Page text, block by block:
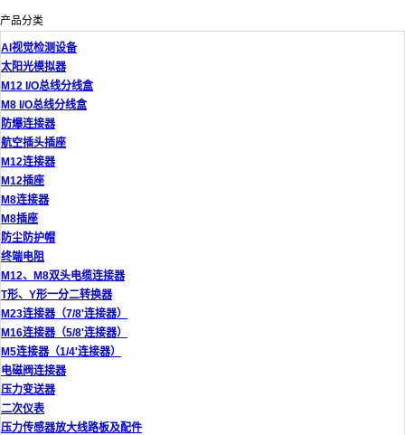
产品分类
AI视觉检测设备
太阳光模拟器
M12 I/O总线分线盒
M8 I/O总线分线盒
防爆连接器
航空插头插座
M12连接器
M12插座
M8连接器
M8插座
防尘防护帽
终端电阻
M12、M8双头电缆连接器
T形、Y形一分二转换器
M23连接器（7/8'连接器）
M16连接器（5/8'连接器）
M5连接器（1/4'连接器）
电磁阀连接器
压力变送器
二次仪表
压力传感器放大线路板及配件